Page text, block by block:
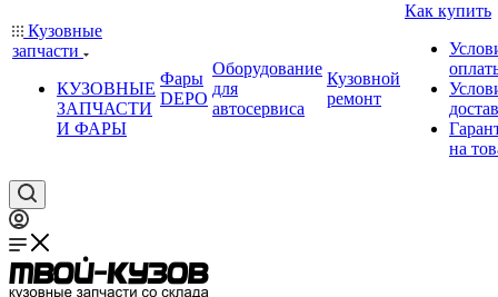
Кузовные
запчасти
КУЗОВНЫЕ
ЗАПЧАСТИ
И ФАРЫ
Фары
DEPO
Оборудование
для
автосервиса
Кузовной
ремонт
Как купить
на